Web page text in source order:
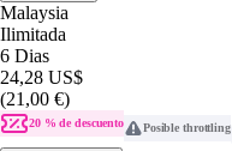
Malaysia
Ilimitada
6 Dias
24,28 US$
(21,00 €)
20 % de descuento Posible throttling